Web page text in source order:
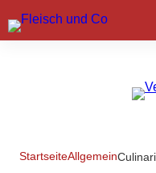
Marktführer
StartseiteAllgemein